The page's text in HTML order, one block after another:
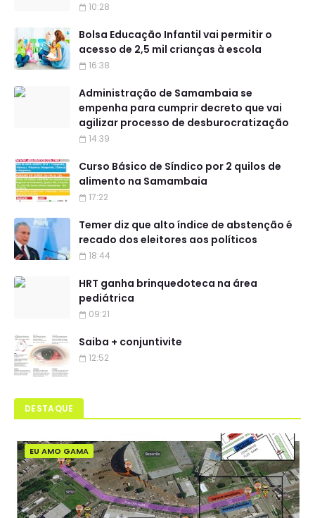
10:28
Bolsa Educação Infantil vai permitir o
acesso de 2,5 mil crianças à escola
16:38
Administração de Samambaia se
empenha para cumprir decreto que vai
agilizar processo de desburocratização
14:39
Curso Básico de Síndico por 2 quilos de
alimento na Samambaia
17:22
Temer diz que alto índice de abstenção é
recado dos eleitores aos políticos
18:44
HRT ganha brinquedoteca na área
pediátrica
09:21
Saiba + conjuntivite
12:52
DESTAQUE
EU AMO GAMA